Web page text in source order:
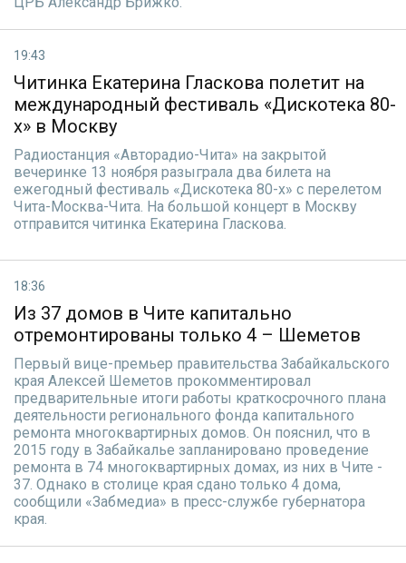
19:43
Читинка Екатерина Гласкова полетит на
международный фестиваль «Дискотека 80-
х» в Москву
Радиостанция «Авторадио-Чита» на закрытой
вечеринке 13 ноября разыграла два билета на
ежегодный фестиваль «Дискотека 80-х» с перелетом
Чита-Москва-Чита. На большой концерт в Москву
отправится читинка Екатерина Гласкова.
18:36
Из 37 домов в Чите капитально
отремонтированы только 4 – Шеметов
Первый вице-премьер правительства Забайкальского
края Алексей Шеметов прокомментировал
предварительные итоги работы краткосрочного плана
деятельности регионального фонда капитального
ремонта многоквартирных домов. Он пояснил, что в
2015 году в Забайкалье запланировано проведение
ремонта в 74 многоквартирных домах, из них в Чите -
37. Однако в столице края сдано только 4 дома,
сообщили «Забмедиа» в пресс-службе губернатора
края.